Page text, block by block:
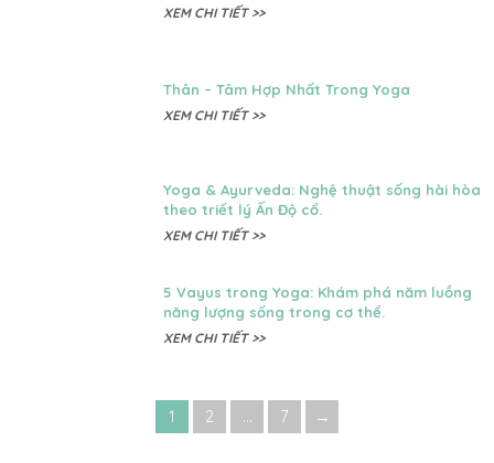
XEM CHI TIẾT >>
Thân – Tâm Hợp Nhất Trong Yoga
XEM CHI TIẾT >>
Yoga & Ayurveda: Nghệ thuật sống hài hòa
theo triết lý Ấn Độ cổ.
XEM CHI TIẾT >>
5 Vayus trong Yoga: Khám phá năm luồng
năng lượng sống trong cơ thể.
XEM CHI TIẾT >>
1 2 … 7 →